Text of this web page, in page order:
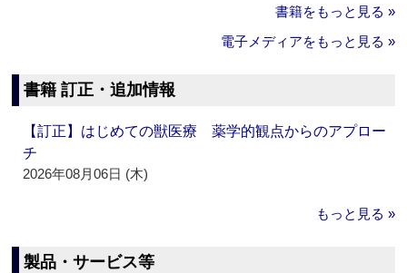
書籍をもっと見る »
電子メディアをもっと見る »
書籍 訂正・追加情報
【訂正】はじめての獣医療 薬学的観点からのアプロー
チ
2026年08月06日 (木)
もっと見る »
製品・サービス等